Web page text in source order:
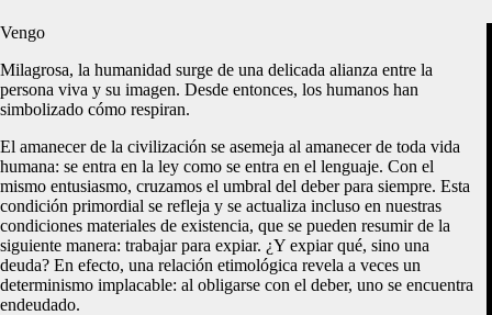
Vengo
Milagrosa, la humanidad surge de una delicada alianza entre la
persona viva y su imagen. Desde entonces, los humanos han
simbolizado cómo respiran.
El amanecer de la civilización se asemeja al amanecer de toda vida
humana: se entra en la ley como se entra en el lenguaje. Con el
mismo entusiasmo, cruzamos el umbral del deber para siempre. Esta
condición primordial se refleja y se actualiza incluso en nuestras
condiciones materiales de existencia, que se pueden resumir de la
siguiente manera: trabajar para expiar. ¿Y expiar qué, sino una
deuda? En efecto, una relación etimológica revela a veces un
determinismo implacable: al obligarse con el deber, uno se encuentra
endeudado.